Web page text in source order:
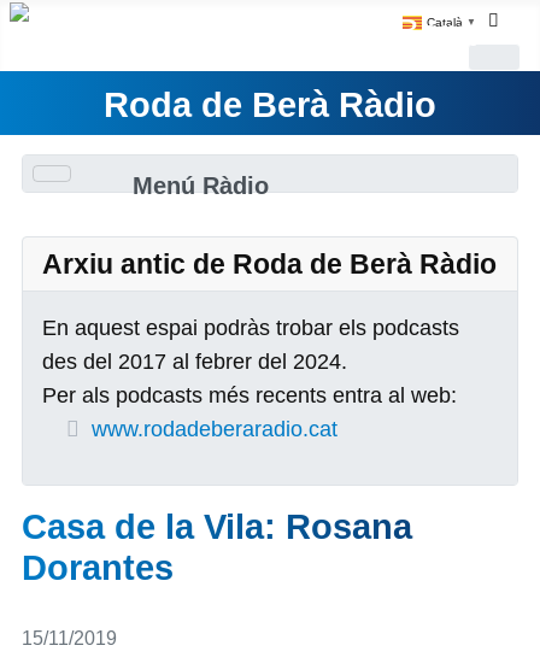
Català ▼
Roda de Berà Ràdio
Menú Ràdio
Arxiu antic de Roda de Berà Ràdio
En aquest espai podràs trobar els podcasts
des del 2017 al febrer del 2024.
Per als podcasts més recents entra al web:
www.rodadeberaradio.cat
Casa de la Vila: Rosana
Dorantes
Detalls
15/11/2019